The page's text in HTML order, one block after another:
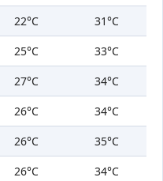
22°C
31°C
25°C
33°C
27°C
34°C
26°C
34°C
26°C
35°C
26°C 34°C